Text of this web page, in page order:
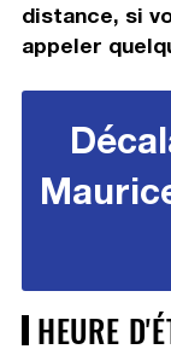
distance, si
appeler
HEURE